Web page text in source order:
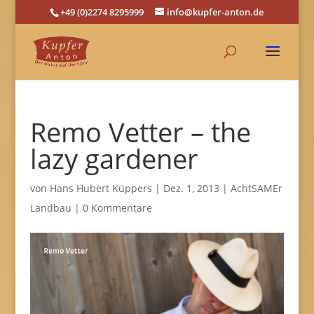
+49 (0)2274 8295999 info@kupfer-anton.de
Remo Vetter – the
lazy gardener
von Hans Hubert Küppers | Dez. 1, 2013 | AchtSAMEr
Landbau | 0 Kommentare